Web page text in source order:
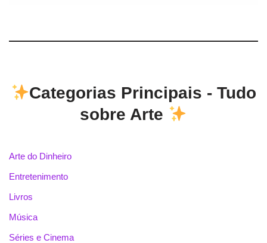
Categorias Principais - Tudo
sobre Arte
Arte do Dinheiro
Entretenimento
Livros
Música
Séries e Cinema